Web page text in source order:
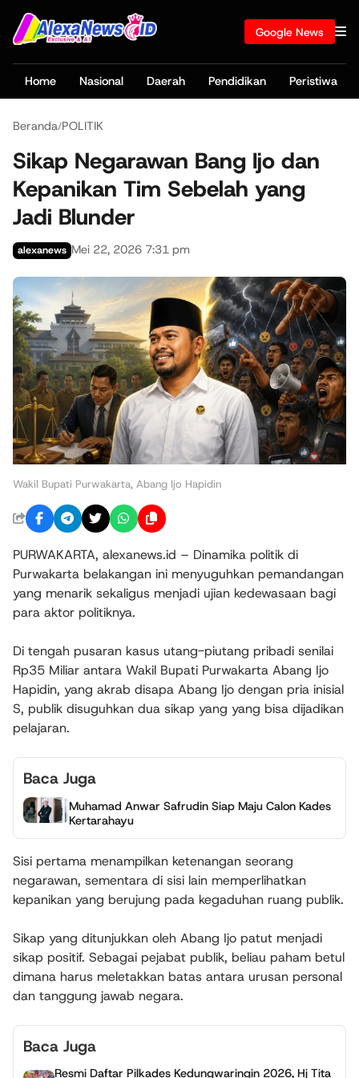
Google News
Home Nasional Daerah Pendidikan Peristiwa
Beranda/POLITIK
Sikap Negarawan Bang Ijo dan
Kepanikan Tim Sebelah yang
Jadi Blunder
alexanews Mei 22, 2026 7:31 pm
Wakil Bupati Purwakarta, Abang Ijo Hapidin
​PURWAKARTA, alexanews.id – Dinamika politik di
Purwakarta belakangan ini menyuguhkan pemandangan
yang menarik sekaligus menjadi ujian kedewasaan bagi
para aktor politiknya.
Di tengah pusaran kasus utang-piutang pribadi senilai
Rp35 Miliar antara Wakil Bupati Purwakarta Abang Ijo
Hapidin, yang akrab disapa Abang Ijo dengan pria inisial
S, publik disuguhkan dua sikap yang yang bisa dijadikan
pelajaran.
Baca Juga
Muhamad Anwar Safrudin Siap Maju Calon Kades
Kertarahayu
Sisi pertama menampilkan ketenangan seorang
negarawan, sementara di sisi lain memperlihatkan
kepanikan yang berujung pada kegaduhan ruang publik.
​Sikap yang ditunjukkan oleh Abang Ijo patut menjadi
sikap positif. Sebagai pejabat publik, beliau paham betul
dimana harus meletakkan batas antara urusan personal
dan tanggung jawab negara.
Baca Juga
Resmi Daftar Pilkades Kedungwaringin 2026, Hj Tita